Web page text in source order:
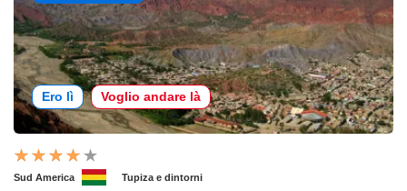
Ero lì Voglio andare là
Sud America Tupiza e dintorni